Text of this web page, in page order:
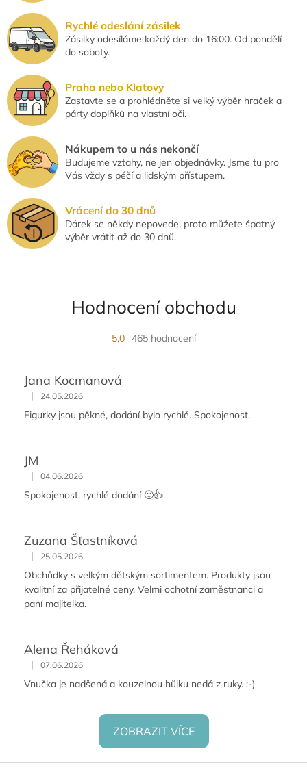
i
s
Rychlé odeslání zásilek
Zásilky odesíláme každý den do 16:00. Od pondělí
do soboty.
Praha nebo Klatovy
Zastavte se a prohlédněte si velký výběr hraček a
párty doplňků na vlastní oči.
Nákupem to u nás nekončí
Budujeme vztahy, ne jen objednávky. Jsme tu pro
Vás vždy s péčí a lidským přístupem.
Vrácení do 30 dnů
Dárek se někdy nepovede, proto můžete špatný
výběr vrátit až do 30 dnů.
Hodnocení obchodu
5,0 465 hodnocení
Jana Kocmanová
| 24.05.2026
Figurky jsou pěkné, dodání bylo rychlé. Spokojenost.
JM
| 04.06.2026
Spokojenost, rychlé dodání 🙂👍
Zuzana Šťastníková
| 25.05.2026
Obchůdky s velkým dětským sortimentem. Produkty jsou
kvalitní za přijatelné ceny. Velmi ochotní zaměstnanci a
paní majitelka.
Alena Řeháková
| 07.06.2026
Vnučka je nadšená a kouzelnou hůlku nedá z ruky. :-)
ZOBRAZIT VÍCE
Z